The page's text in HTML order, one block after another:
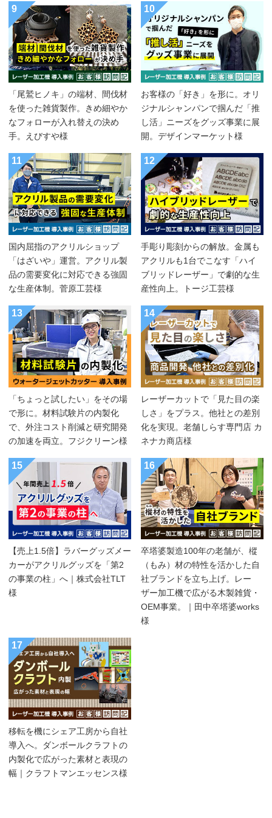
9
「尾鷲ヒノキ」の端材、間伐材
を使った雑貨製作。きめ細やか
なフォローが入れ替えの決め
手。えびすや様
10
お客様の「好き」を形に。オリ
ジナルシャンパンで掴んだ「推
し活」ニーズをグッズ事業に展
開。デザインマーケット様
11
国内屈指のアクリルショップ
「はざいや」運営。アクリル製
品の需要変化に対応できる強固
な生産体制。菅原工芸様
12
手彫り彫刻からの解放。金属も
アクリルも1台でこなす「ハイ
ブリッドレーザー」で劇的な生
産性向上。トージ工芸様
13
「ちょっと試したい」をその場
で形に。材料試験片の内製化
で、外注コスト削減と研究開発
の加速を両立。フジクリーン様
14
レーザーカットで「見た目の楽
しさ」をプラス。他社との差別
化を実現。老舗しらす専門店 カ
ネナカ商店様
15
【売上1.5倍】ラバーグッズメー
カーがアクリルグッズを「第2
の事業の柱」へ｜株式会社TLT
様
16
卒塔婆製造100年の老舗が、樅
（もみ）材の特性を活かした自
社ブランドを立ち上げ。レー
ザー加工機で広がる木製雑貨・
OEM事業。｜田中卒塔婆works
様
17
移転を機にシェア工房から自社
導入へ。ダンボールクラフトの
内製化で広がった素材と表現の
幅｜クラフトマンエッセンス様